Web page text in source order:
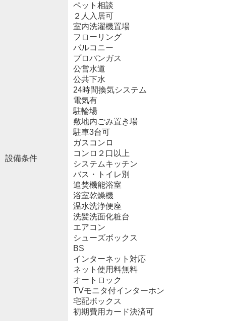
設備条件
ペット相談
２人入居可
室内洗濯機置場
フローリング
バルコニー
プロパンガス
公営水道
公共下水
24時間換気システム
電気有
駐輪場
敷地内ごみ置き場
駐車3台可
ガスコンロ
コンロ２口以上
システムキッチン
バス・トイレ別
追焚機能浴室
浴室乾燥機
温水洗浄便座
洗髪洗面化粧台
エアコン
シューズボックス
BS
インターネット対応
ネット使用料無料
オートロック
TVモニタ付インターホン
宅配ボックス
初期費用カード決済可